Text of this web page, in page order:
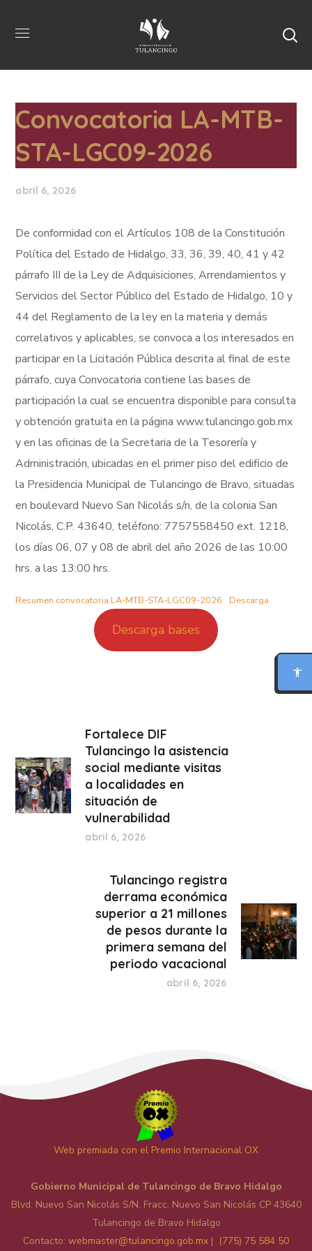
Convocatoria LA-MTB-
STA-LGC09-2026
abril 6, 2026
De conformidad con el Artículos 108 de la Constitución
Política del Estado de Hidalgo, 33, 36, 39, 40, 41 y 42
párrafo III de la Ley de Adquisiciones, Arrendamientos y
Servicios del Sector Público del Estado de Hidalgo, 10 y
44 del Reglamento de la ley en la materia y demás
correlativos y aplicables, se convoca a los interesados en
participar en la Licitación Pública descrita al final de este
párrafo, cuya Convocatoria contiene las bases de
participación la cual se encuentra disponible para consulta
y obtención gratuita en la página www.tulancingo.gob.mx
y en las oficinas de la Secretaria de la Tesorería y
Administración, ubicadas en el primer piso del edificio de
la Presidencia Municipal de Tulancingo de Bravo, situadas
en boulevard Nuevo San Nicolás s/n, de la colonia San
Nicolás, C.P. 43640, teléfono: 7757558450 ext. 1218,
los días 06, 07 y 08 de abril del año 2026 de las 10:00
hrs. a las 13:00 hrs.
Resumen convocatoria LA-MTB-STA-LGC09-2026 Descarga
Descarga bases
Fortalece DIF
Tulancingo la asistencia
social mediante visitas
a localidades en
situación de
vulnerabilidad
abril 6, 2026
Tulancingo registra
derrama económica
superior a 21 millones
de pesos durante la
primera semana del
periodo vacacional
abril 6, 2026
Web premiada con el Premio Internacional OX
Gobierno Municipal de Tulancingo de Bravo Hidalgo
Blvd. Nuevo San Nicolás S/N, Fracc. Nuevo San Nicolás CP 43640
Tulancingo de Bravo Hidalgo
Contacto: webmaster@tulancingo.gob.mx | (775) 75 584 50
MODO FOCO
REGLA DE LECTURA
INTERFAZ CALMA
RESUMIR ESTA PÁGINA